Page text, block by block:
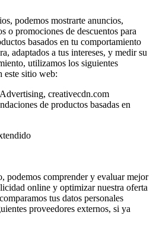
podemos mostrarte anuncios,
o promociones de descuentos para
basados en tu comportamiento
adaptados a tus intereses, y medir su
utilizamos los siguientes
este sitio web:
creativecdn.com
de productos basadas en
podemos comprender y evaluar mejor
online y optimizar nuestra oferta
tus datos personales
proveedores externos, si ya